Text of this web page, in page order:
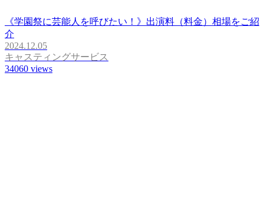
《学園祭に芸能人を呼びたい！》出演料（料金）相場をご紹
介
2024.12.05
キャスティングサービス
34060 views